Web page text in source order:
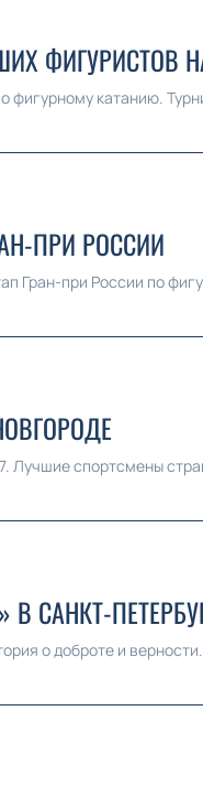
ФИГУРИСТОВ
фигурному катанию.
ПРИ РОССИИ
Гран-при России по
Лучшие спортсмены
САНКТ-
о доброте и